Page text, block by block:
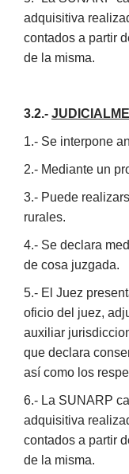
adquisitiva
contados a partir
de la misma.
3.2.-
1.- Se interpone
2.- Mediante un
3.- Puede
rurales.
4.- Se declara
de cosa juzgada.
5.- El Juez
oficio del juez,
auxiliar
que declara
así como los
6.- La SUNARP
adquisitiva
contados a partir
de la misma.